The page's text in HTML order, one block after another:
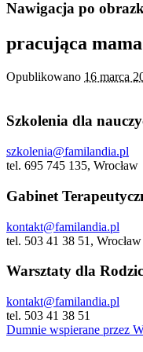
Nawigacja po
pracująca mama
Opublikowano 16 marca
Szkolenia dla
szkolenia@familandia.pl
tel. 695 745 135, Wrocław
Gabinet
kontakt@familandia.pl
tel. 503 41 38 51, Wrocław
Warsztaty dla
kontakt@familandia.pl
tel. 503 41 38 51
Dumnie wspierane przez